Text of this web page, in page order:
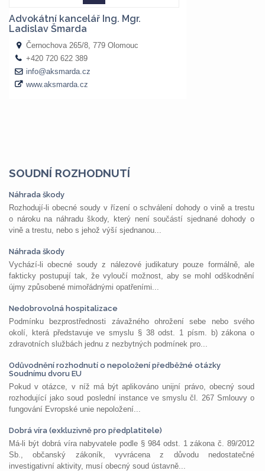
SOUDNÍ ROZHODNUTÍ
Náhrada škody
Rozhodují-li obecné soudy v řízení o schválení dohody o vině a trestu
o nároku na náhradu škody, který není součástí sjednané dohody o
vině a trestu, nebo s jehož výší sjednanou...
Náhrada škody
Vychází-li obecné soudy z nálezové judikatury pouze formálně, ale
fakticky postupují tak, že vyloučí možnost, aby se mohl odškodnění
újmy způsobené mimořádnými opatřeními...
Nedobrovolná hospitalizace
Podmínku bezprostřednosti závažného ohrožení sebe nebo svého
okolí, která představuje ve smyslu § 38 odst. 1 písm. b) zákona o
zdravotních službách jednu z nezbytných podmínek pro...
Odůvodnění rozhodnutí o nepoložení předběžné otázky
Soudnímu dvoru EU
Pokud v otázce, v níž má být aplikováno unijní právo, obecný soud
rozhodující jako soud poslední instance ve smyslu čl. 267 Smlouvy o
fungování Evropské unie nepoložení...
Dobrá víra (exkluzivně pro předplatitele)
Má-li být dobrá víra nabyvatele podle § 984 odst. 1 zákona č. 89/2012
Sb., občanský zákoník, vyvrácena z důvodu nedostatečné
investigativní aktivity, musí obecný soud ústavně...